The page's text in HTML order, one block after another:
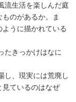
のがあるか。ま
うに描かれている
見ているのはなぜ